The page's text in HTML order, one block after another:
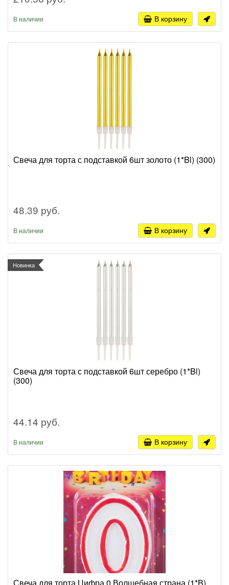
В наличии В корзину
Свеча для торта с подставкой 6шт золото (1*Bl) (300)
48.39 руб.
В наличии В корзину
Новинка
Свеча для торта с подставкой 6шт серебро (1*Bl)
(300)
44.14 руб.
В наличии В корзину
Свеча для торта Цифра 0 Волшебная страна (1*B)